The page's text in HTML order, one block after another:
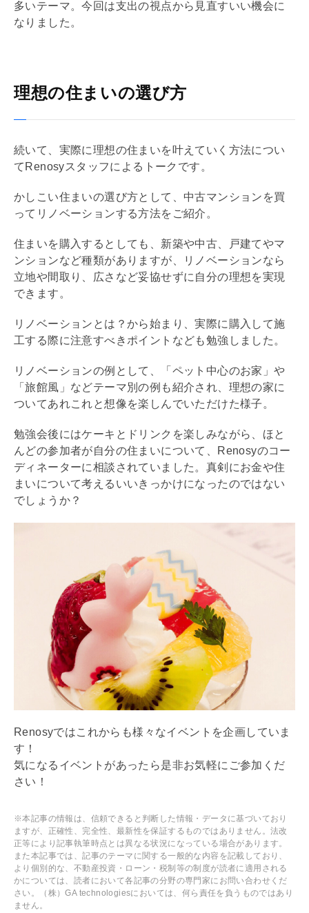
多いテーマ。今回は支出の視点から見直すいい機会に
なりました。
理想の住まいの選び方
続いて、実際に理想の住まいを叶えていく方法につい
てRenosyスタッフによるトークです。
かしこい住まいの選び方として、中古マンションを買
って リノベーションする方法をご紹介。
住まいを購入するとしても、新築や中古、戸建てやマ
ンションなど種類がありますが、
リノベーションなら
立地や間取り、広さなど妥協せずに自分の理想を実現
できます。
リノベーション とは？から始まり、実際に購入して施
工する際に注意すべきポイントなども勉強しました。
リノベーションの例として、「ペット中心のお家」や
「旅館風」などテーマ別の例も紹介され、理想の家に
ついてあれこれと想像を楽しんでいただけた様子。
勉強会後にはケーキとドリンクを楽しみながら、ほと
んどの参加者が自分の住まいについて、Renosyのコー
ディネーターに相談されていました。真剣にお金や住
まいについて考えるいいきっかけになったのではない
でしょうか？
Renosyではこれからも様々なイベントを企画していま
す！
気になるイベントがあったら是非お気軽にご参加くだ
さい！
※本記事の情報は、信頼できると判断した情報・データに基づいており
ますが、正確性、完全性、最新性を保証するものではありません。法改
正等により記事執筆時点とは異なる状況になっている場合があります。
また本記事では、記事のテーマに関する一般的な内容を記載しており、
より個別的な、不動産投資・ローン・税制等の制度が読者に適用される
かについては、読者において各記事の分野の専門家にお問い合わせくだ
さい。（株）GA technologiesにおいては、何ら責任を負うものではあり
ません。